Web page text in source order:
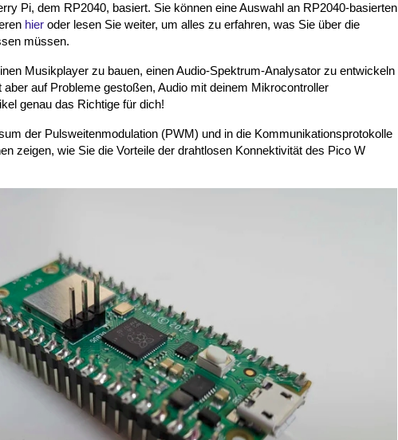
Pi, dem RP2040, basiert. Sie können eine Auswahl an RP2040-basierten
hier oder lesen Sie weiter, um alles zu erfahren, was Sie über die
müssen.
Musikplayer zu bauen, einen Audio-Spektrum-Analysator zu entwickeln
auf Probleme gestoßen, Audio mit deinem Mikrocontroller
genau das Richtige für dich!
der Pulsweitenmodulation (PWM) und in die Kommunikationsprotokolle
zeigen, wie Sie die Vorteile der drahtlosen Konnektivität des Pico W